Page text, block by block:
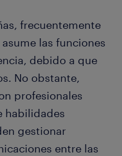
frecuentemente
las funciones
debido a que
No obstante,
profesionales
habilidades
gestionar
entre las